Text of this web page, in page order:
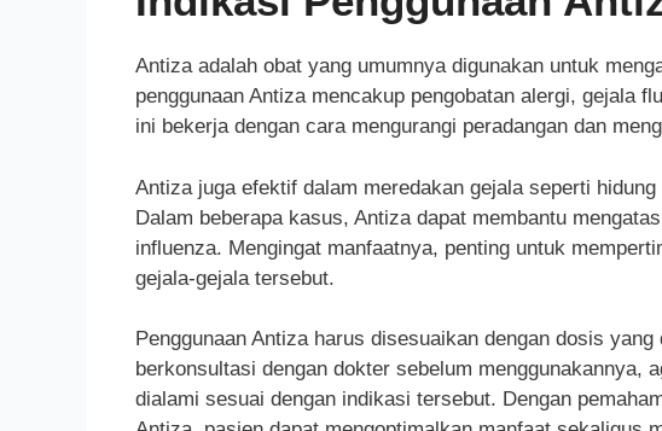
Antiza adalah obat yang umumnya digunakan untuk
penggunaan Antiza mencakup pengobatan alergi, gejala
ini bekerja dengan cara mengurangi peradangan dan
Antiza juga efektif dalam meredakan gejala seperti
Dalam beberapa kasus, Antiza dapat membantu
influenza. Mengingat manfaatnya, penting untuk
gejala-gejala tersebut.
Penggunaan Antiza harus disesuaikan dengan dosis
berkonsultasi dengan dokter sebelum menggunakannya,
dialami sesuai dengan indikasi tersebut. Dengan